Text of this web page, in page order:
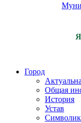
Я
Город
Общая
История
Устав